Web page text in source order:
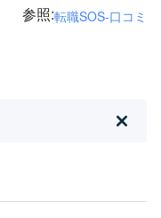
参照:転職SOS-口コミ